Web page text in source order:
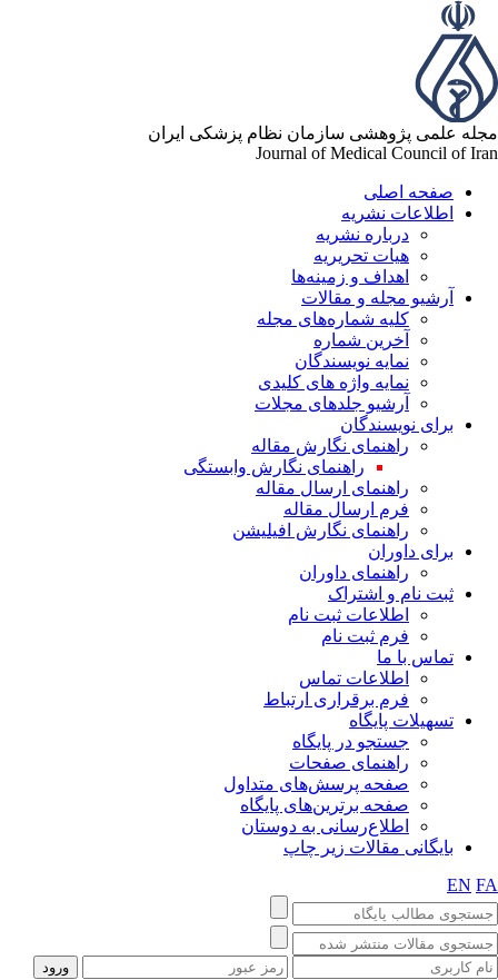
علمی پژوهشی سازمان نظام پزشکی ایران
Journal of Medical Council of
صفحه اصلی
اطلاعات نشریه
درباره نشریه
هیات تحریریه
اهداف و زمینه‌ها
آرشیو مجله و مقالات
کلیه شماره‌های مجله
آخرین شماره
نمایه نویسندگان
نمایه واژه های کلیدی
آرشیو جلدهای مجلات
برای نویسندگان
راهنمای نگارش مقاله
راهنمای نگارش وابستگی
راهنمای ارسال مقاله
فرم ارسال مقاله
راهنمای نگارش افیلیشن
برای داوران
راهنمای داوران
ثبت نام و اشتراک
اطلاعات ثبت نام
فرم ثبت نام
تماس با ما
اطلاعات تماس
فرم برقراری ارتباط
تسهیلات پایگاه
جستجو در پایگاه
راهنمای صفحات
صفحه پرسش‌های متداول
صفحه برترین‌های پایگاه
اطلاع‌رسانی به دوستان
بایگانی مقالات زیر چاپ
EN